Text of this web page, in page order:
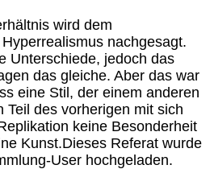
wird dem
nachgesagt.
Unterschiede, jedoch das
das gleiche. Aber das war
eine Stil, der einem anderen
Teil des vorherigen mit sich
keine Besonderheit
Kunst.Dieses Referat wurde
User hochgeladen.